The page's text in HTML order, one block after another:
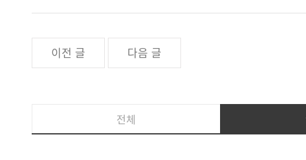
이전 글 다음 글
전체